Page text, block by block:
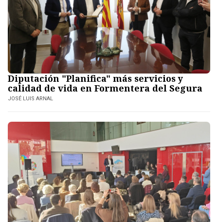
Diputación "Planifica" más servicios y
calidad de vida en Formentera del Segura
JOSÉ LUIS ARNAL